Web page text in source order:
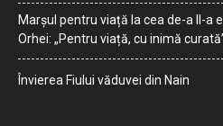
Marșul pentru viață la cea de-a II-a
Orhei: „Pentru viață, cu inimă
Învierea Fiului văduvei din Nain